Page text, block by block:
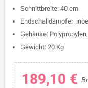
Schnittbreite: 40 cm
Endschalldämpfer:
Gehäuse:
Gewicht: 20 Kg
189,10 €